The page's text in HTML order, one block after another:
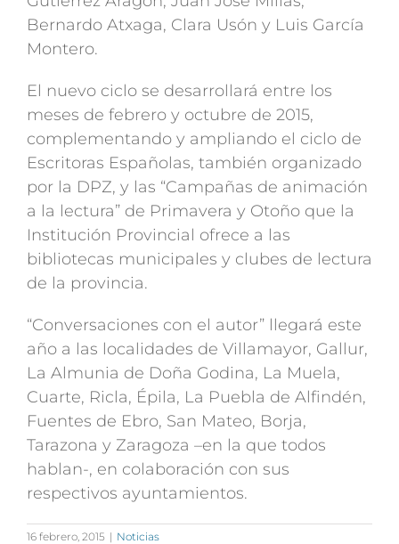
Bernardo Atxaga, Clara Usón y Luis García
Montero.
El nuevo ciclo se desarrollará entre los
meses de febrero y octubre de 2015,
complementando y ampliando el ciclo de
Escritoras Españolas, también organizado
por la DPZ, y las “Campañas de animación
a la lectura” de Primavera y Otoño que la
Institución Provincial ofrece a las
bibliotecas municipales y clubes de lectura
de la provincia.
“Conversaciones con el autor” llegará este
año a las localidades de Villamayor, Gallur,
La Almunia de Doña Godina, La Muela,
Cuarte, Ricla, Épila, La Puebla de Alfindén,
Fuentes de Ebro, San Mateo, Borja,
Tarazona y Zaragoza –en la que todos
hablan-, en colaboración con sus
respectivos ayuntamientos.
16 febrero, 2015 | Noticias